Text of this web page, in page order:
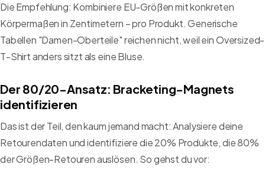
Die Empfehlung: Kombiniere EU-Größen mit konkreten
Körpermaßen in Zentimetern – pro Produkt. Generische
Tabellen "Damen-Oberteile" reichen nicht, weil ein Oversized-
T-Shirt anders sitzt als eine Bluse.
Der 80/20-Ansatz: Bracketing-Magnets
identifizieren
Das ist der Teil, den kaum jemand macht: Analysiere deine
Retourendaten und identifiziere die 20% Produkte, die 80%
der Größen-Retouren auslösen. So gehst du vor: